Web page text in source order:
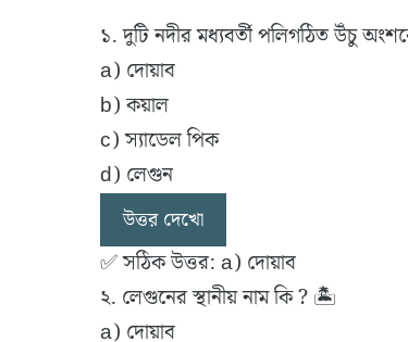
১. দুটি নদীর মধ্যবর্তী পলিগঠিত উঁচু
a) দোয়াব
b) কয়াল
c) স্যাডেল পিক
d) লেগুন
উত্তর দেখো
✅ সঠিক উত্তর: a) দোয়াব
২. লেগুনের স্থানীয় নাম কি ? 🏝
a) দোয়াব